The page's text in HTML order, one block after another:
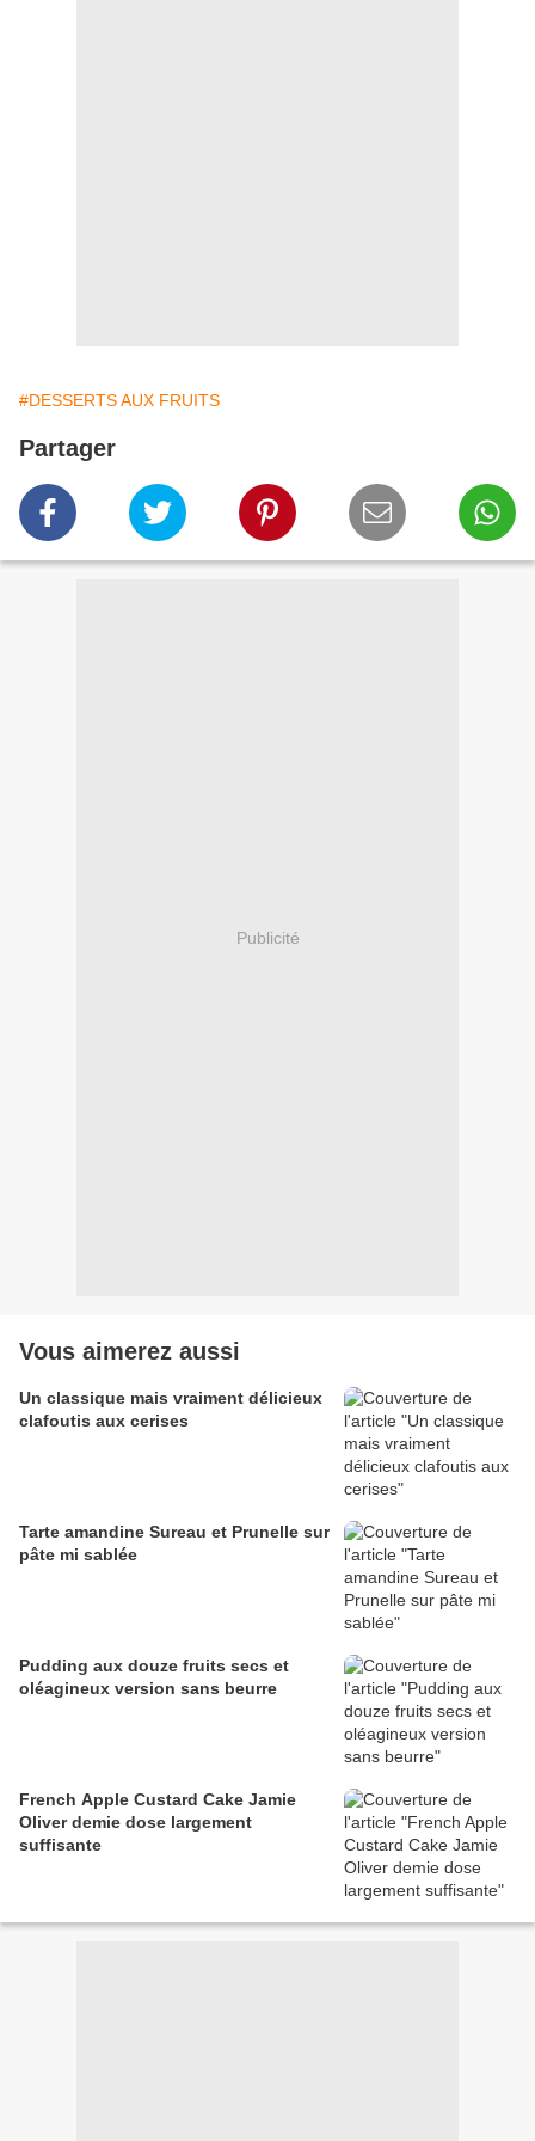
#DESSERTS AUX FRUITS
Partager
Publicité
Vous aimerez aussi
Un classique mais vraiment délicieux
clafoutis aux cerises
Tarte amandine Sureau et Prunelle sur
pâte mi sablée
Pudding aux douze fruits secs et
oléagineux version sans beurre
French Apple Custard Cake Jamie
Oliver demie dose largement
suffisante